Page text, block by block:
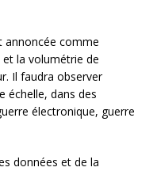
annoncée comme
et la volumétrie de
Il faudra observer
échelle, dans des
électronique, guerre
données et de la